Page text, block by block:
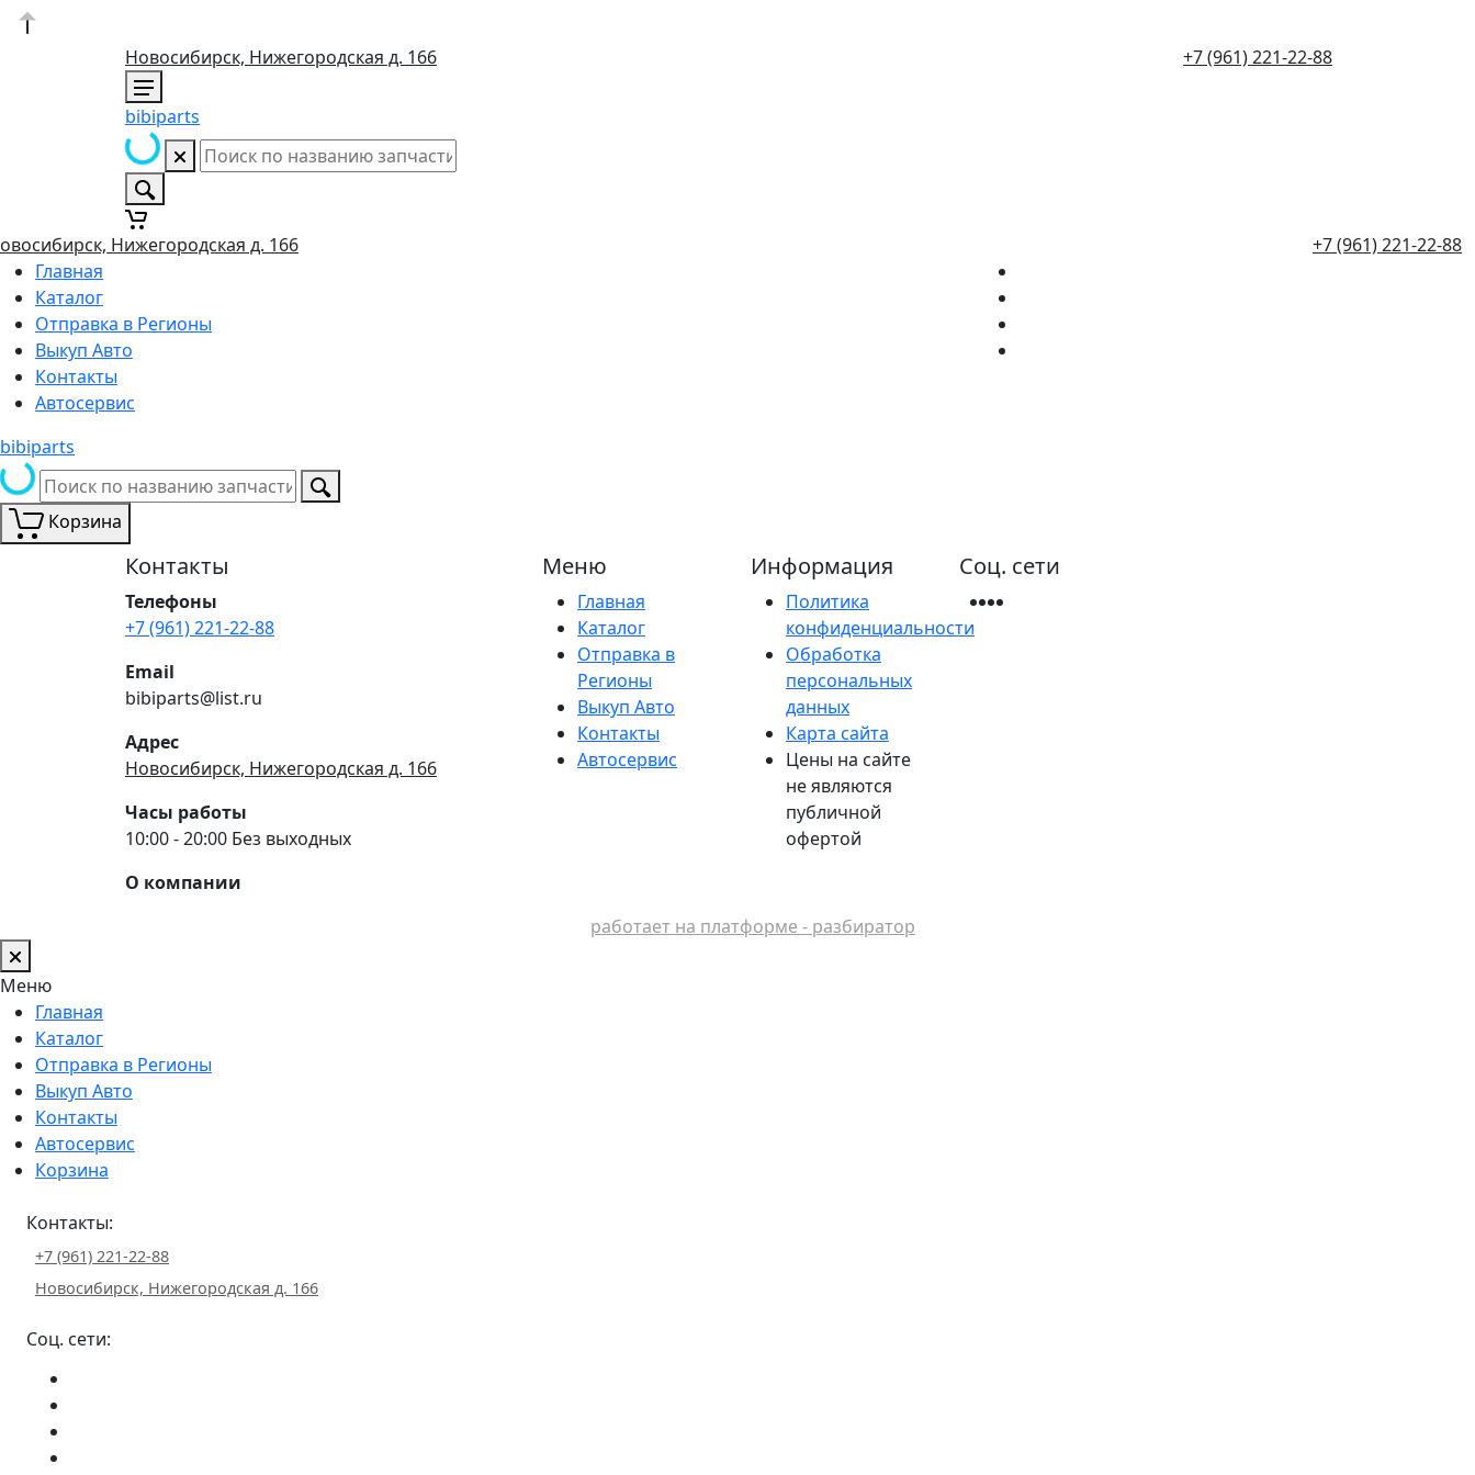
Новосибирск, Нижегородская д. 166 +7 (961) 221-22-88
bibiparts
Нижегородская д. 166
+7 (961) 221-22-88
Главная
Каталог
Отправка в Регионы
Выкуп Авто
Контакты
Автосервис
bibiparts
Корзина
Контакты
Телефоны
+7 (961) 221-22-88
Email
bibiparts@list.ru
Адрес
Новосибирск, Нижегородская д. 166
Часы работы
10:00 - 20:00 Без выходных
О компании
Меню
Главная
Каталог
Отправка в
Регионы
Выкуп Авто
Контакты
Автосервис
Информация
Политика
конфиденциальности
Обработка
персональных
данных
Карта сайта
Цены на сайте
не являются
публичной
офертой
Соц. сети
работает на платформе - разбиратор
Меню
Главная
Каталог
Отправка в Регионы
Выкуп Авто
Контакты
Автосервис
Корзина
Контакты:
+7 (961) 221-22-88
Новосибирск, Нижегородская д. 166
Соц. сети: